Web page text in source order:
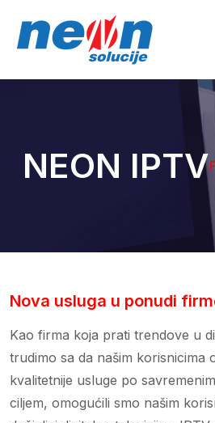
NEON IPTV
Nova usluga u ponudi
Kao firma koja prati trendove u
trudimo sa da našim korisnicima
kvalitetnije usluge po
ciljem, omogućili smo našim